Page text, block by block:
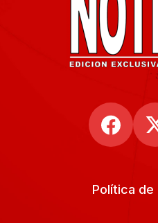
Política de